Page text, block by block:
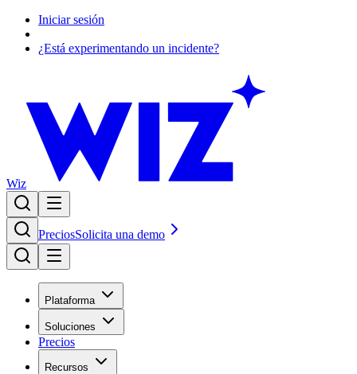
Iniciar sesión
¿Está experimentando un incidente?
Wiz
PreciosSolicita una demo
Plataforma
Soluciones
Precios
Recursos